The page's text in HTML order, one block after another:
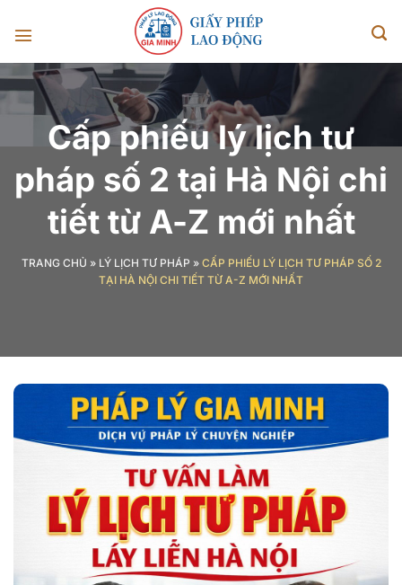
đến
nội
dung
Cấp phiếu lý lịch tư
pháp số 2 tại Hà Nội chi
tiết từ A-Z mới nhất
TRANG CHỦ » LÝ LỊCH TƯ PHÁP » CẤP PHIẾU LÝ LỊCH TƯ PHÁP SỐ 2
TẠI HÀ NỘI CHI TIẾT TỪ A-Z MỚI NHẤT